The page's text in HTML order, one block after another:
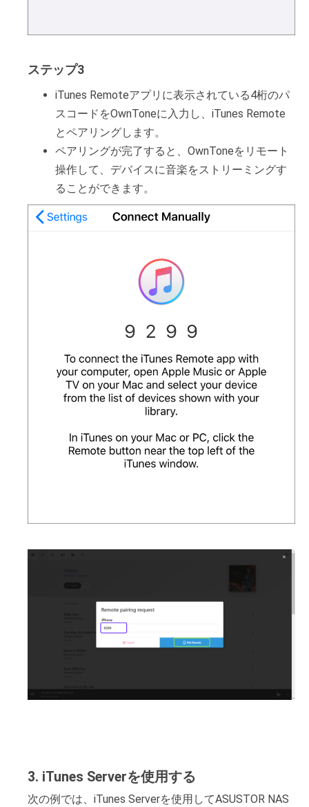
ステップ3
iTunes Remoteアプリに表示されている4桁のパ
スコードをOwnToneに入力し、iTunes Remote
とペアリングします。
ペアリングが完了すると、OwnToneをリモート
操作して、デバイスに音楽をストリーミングす
ることができます。
3. iTunes Serverを使用する
次の例では、iTunes Serverを使用してASUSTOR NAS